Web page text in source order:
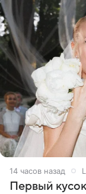
14 часов назад
Первый